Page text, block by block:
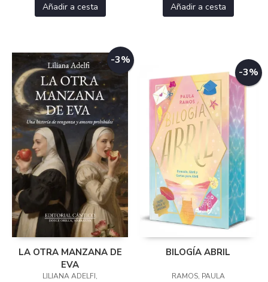
Añadir a cesta Añadir a cesta
-3%
LA OTRA MANZANA DE
EVA
LILIANA ADELFI,
-3%
BILOGÍA ABRIL
RAMOS, PAULA